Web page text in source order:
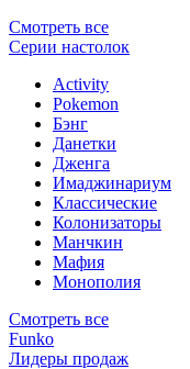
Смотреть все
Серии настолок
Activity
Pokemon
Бэнг
Данетки
Дженга
Имаджинариум
Классические
Колонизаторы
Манчкин
Мафия
Монополия
Смотреть все
Funko
Лидеры продаж